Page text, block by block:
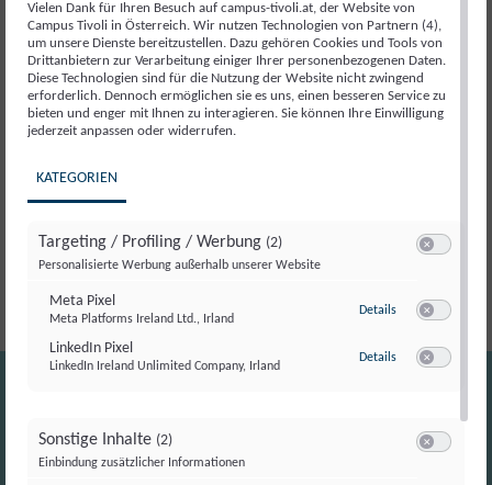
Beschreibung
DerCampus TivoliundÖVP Frauensprecherin
Abg.z.NR Mag. Dr. Juliane Bogner-Strauß laden zu
einer besonderen Veranstaltung rund um den
Weltfrauentag ins Parlament ein. Frauen aus
unterschiedlichsten Bereichen leisten tagtäglich
selbstverständlich.
Vielen Dank für Ihren Besuch auf campus-tivoli.at, der Website von
Campus Tivoli in Österreich. Wir nutzen Technologien von Partnern (4),
um unsere Dienste bereitzustellen. Dazu gehören Cookies und Tools von
Drittanbietern zur Verarbeitung einiger Ihrer personenbezogenen Daten.
Diese Technologien sind für die Nutzung der Website nicht zwingend
erforderlich. Dennoch ermöglichen sie es uns, einen besseren Service zu
bieten und enger mit Ihnen zu interagieren. Sie können Ihre Einwilligung
jederzeit anpassen oder widerrufen.
KATEGORIEN
Targeting / Profiling / Werbung (2)
Personalisierte Werbung außerhalb unserer Website
Meta Pixel
Meta Platforms Ireland Ltd., Irland
Details zu Meta Pixel
LinkedIn Pixel
LinkedIn Ireland Unlimited Company, Irland
Details zu LinkedIn Pixel
Sonstige Inhalte (2)
Einbindung zusätzlicher Informationen